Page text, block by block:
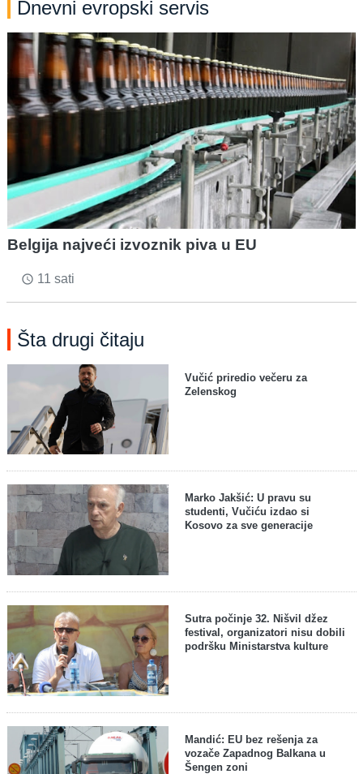
Dnevni evropski servis
Belgija najveći izvoznik piva u EU
access_time 11 sati
Šta drugi čitaju
Vučić priredio večeru za
Zelenskog
Marko Jakšić: U pravu su
studenti, Vučiću izdao si
Kosovo za sve generacije
Sutra počinje 32. Nišvil džez
festival, organizatori nisu dobili
podršku Ministarstva kulture
Mandić: EU bez rešenja za
vozače Zapadnog Balkana u
Šengen zoni